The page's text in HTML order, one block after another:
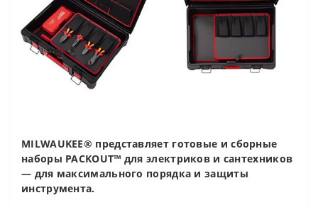
MILWAUKEE® представляет готовые и сборные
наборы PACKOUT™ для электриков и сантехников
— для максимального порядка и защиты
инструмента.